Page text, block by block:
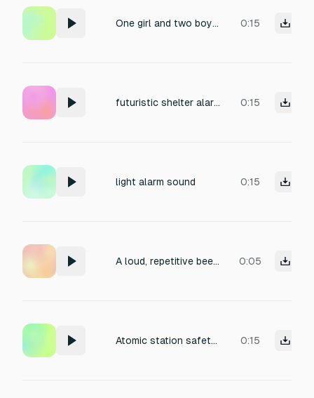
One girl and two boys screaming very scared because they about to have a cae accident 0:15
futuristic shelter alarm 0:15
light alarm sound 0:15
A loud, repetitive beeping sound of a truck backing up in reverse. The classic high-pitched ‘beep… beep… beep’ that warns people nearby. Industrial, mechanical, safety alarm tone, typical of large construction or delivery trucks 0:05
Atomic station safety alarm beeping sound 0:15